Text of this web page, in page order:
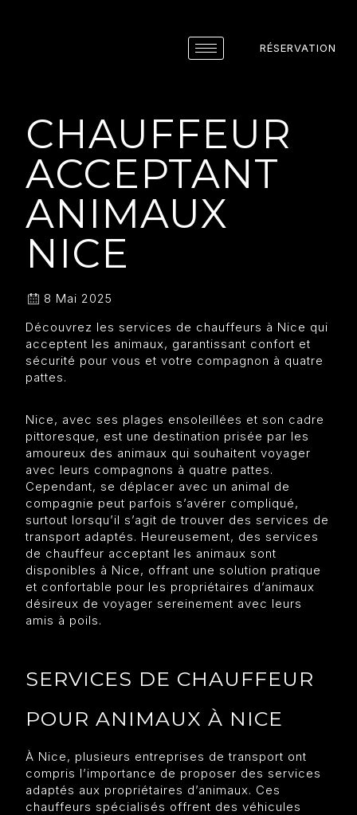
RÉSERVATION
CHAUFFEUR
ACCEPTANT
ANIMAUX
NICE
8 Mai 2025
Découvrez les services de chauffeurs à Nice qui
acceptent les animaux, garantissant confort et
sécurité pour vous et votre compagnon à quatre
pattes.
Nice, avec ses plages ensoleillées et son cadre
pittoresque, est une destination prisée par les
amoureux des animaux qui souhaitent voyager
avec leurs compagnons à quatre pattes.
Cependant, se déplacer avec un animal de
compagnie peut parfois s’avérer compliqué,
surtout lorsqu’il s’agit de trouver des services de
transport adaptés. Heureusement, des services
de chauffeur acceptant les animaux sont
disponibles à Nice, offrant une solution pratique
et confortable pour les propriétaires d’animaux
désireux de voyager sereinement avec leurs
amis à poils.
SERVICES DE CHAUFFEUR
POUR ANIMAUX À NICE
À Nice, plusieurs entreprises de transport ont
compris l’importance de proposer des services
adaptés aux propriétaires d’animaux. Ces
chauffeurs spécialisés offrent des véhicules